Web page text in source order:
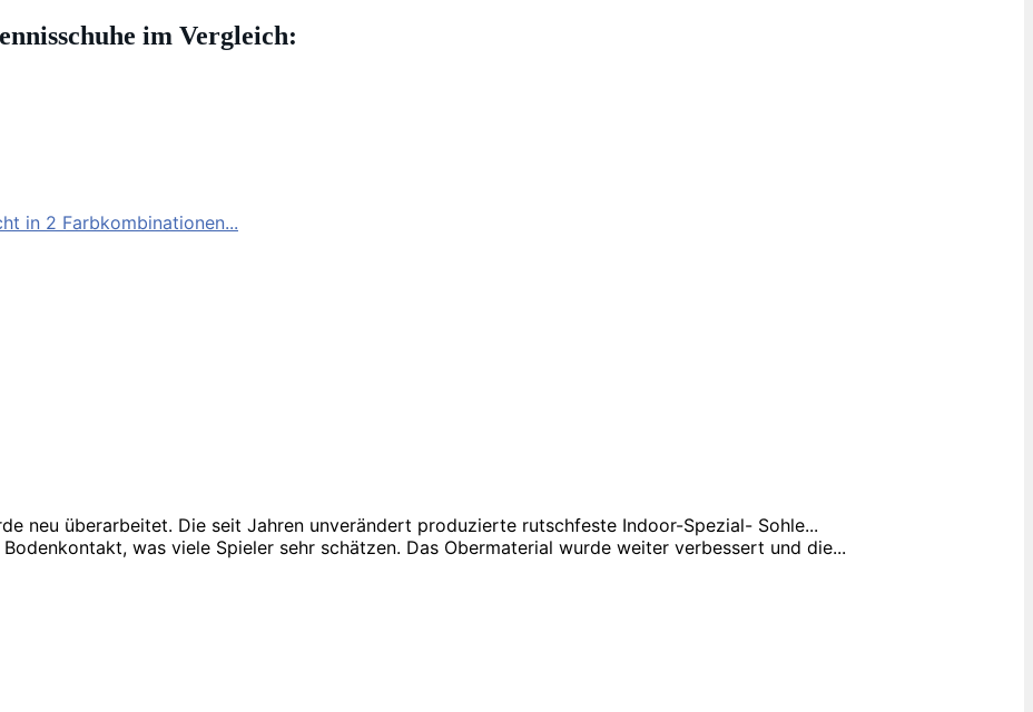
im Vergleich:
in 2 Farbkombinationen...
neu überarbeitet. Die seit Jahren unverändert produzierte rutschfeste Indoor-Spezial- Sohle...
was viele Spieler sehr schätzen. Das Obermaterial wurde weiter verbessert und die...